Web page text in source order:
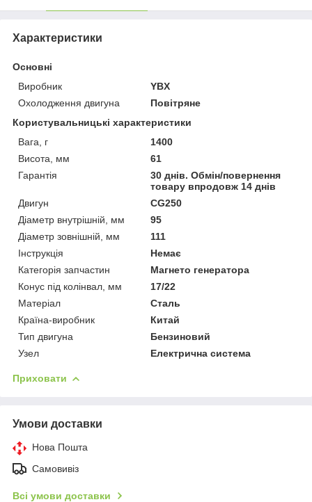
Характеристики
Основні
Виробник
YBX
Охолодження двигуна
Повітряне
Користувальницькі характеристики
Вага, г
1400
Висота, мм
61
Гарантія
30 днів. Обмін/повернення
товару впродовж 14 днів
Двигун
CG250
Діаметр внутрішній, мм
95
Діаметр зовнішній, мм
111
Інструкція
Немає
Категорія запчастин
Магнето генератора
Конус під колінвал, мм
17/22
Матеріал
Сталь
Країна-виробник
Китай
Тип двигуна
Бензиновий
Узел
Електрична система
Приховати
Умови доставки
Нова Пошта
Самовивіз
Всі умови доставки